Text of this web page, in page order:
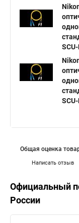
Написать отзыв
Общая оценка
Официальный
России